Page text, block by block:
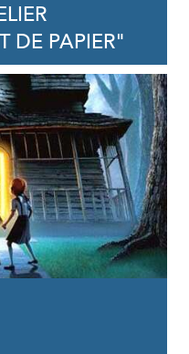
DE PAPIER"